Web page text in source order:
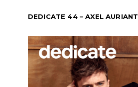
DEDICATE 44 – AXEL AURIANT